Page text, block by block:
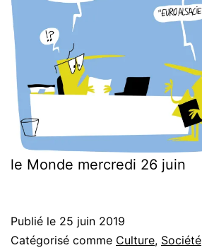
le Monde mercredi 26 juin
Publié le 25 juin 2019
Catégorisé comme Culture, Société